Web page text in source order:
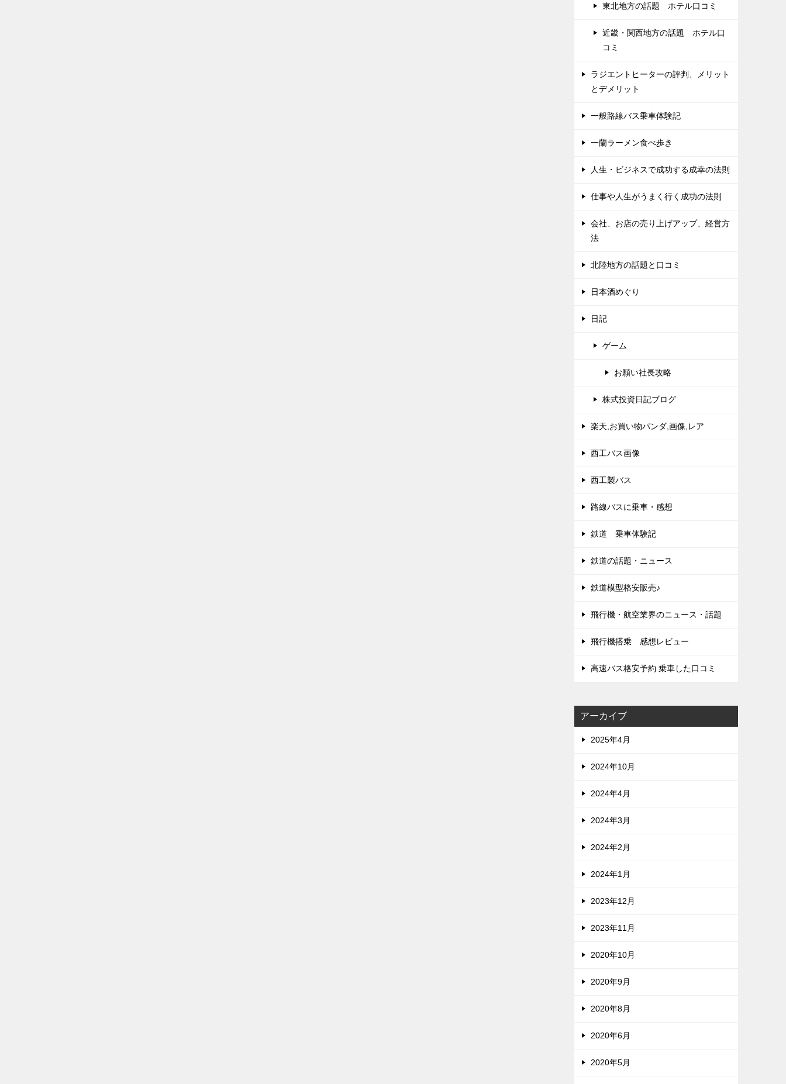
東北地方の話題 ホテル口コミ
近畿・関西地方の話題 ホテル口
コミ
ラジエントヒーターの評判、メリット
とデメリット
一般路線バス乗車体験記
一蘭ラーメン食べ歩き
人生・ビジネスで成功する成幸の法則
仕事や人生がうまく行く成功の法則
会社、お店の売り上げアップ、経営方
法
北陸地方の話題と口コミ
日本酒めぐり
日記
ゲーム
お願い社長攻略
株式投資日記ブログ
楽天,お買い物パンダ,画像,レア
西工バス画像
西工製バス
路線バスに乗車・感想
鉄道 乗車体験記
鉄道の話題・ニュース
鉄道模型格安販売♪
飛行機・航空業界のニュース・話題
飛行機搭乗 感想レビュー
高速バス格安予約 乗車した口コミ
アーカイブ
2025年4月
2024年10月
2024年4月
2024年3月
2024年2月
2024年1月
2023年12月
2023年11月
2020年10月
2020年9月
2020年8月
2020年6月
2020年5月